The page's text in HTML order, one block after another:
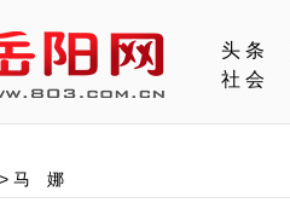
头条
社会
> 马 娜